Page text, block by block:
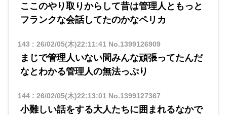
ここのやり取りからして昔は管理人ともっと
フランクな会話してたのかなペリカ
143 : 26/02/05(木)22:11:41 No.1399126909
まじで管理人いない間みんな頑張ってたんだ
なとわかる管理人の無法っぷり
144: 26/02/05(木)22:13:01 No.1399127367
小難しい話をする大人たちに囲まれるなかで